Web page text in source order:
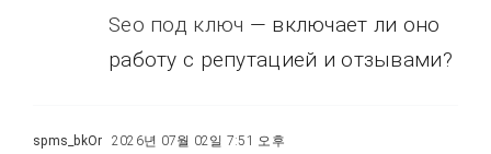
Seo под ключ — включает ли оно
работу с репутацией и отзывами?
spms_bkOr 2026년 07월 02일 7:51 오후